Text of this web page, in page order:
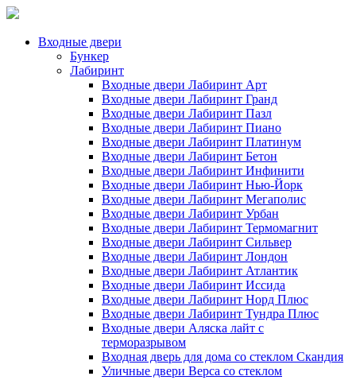
Входные двери
Бункер
Лабиринт
Входные двери Лабиринт Арт
Входные двери Лабиринт Гранд
Входные двери Лабиринт Пазл
Входные двери Лабиринт Пиано
Входные двери Лабиринт Платинум
Входные двери Лабиринт Бетон
Входные двери Лабиринт Инфинити
Входные двери Лабиринт Нью-Йорк
Входные двери Лабиринт Мегаполис
Входные двери Лабиринт Урбан
Входные двери Лабиринт Термомагнит
Входные двери Лабиринт Сильвер
Входные двери Лабиринт Лондон
Входные двери Лабиринт Атлантик
Входные двери Лабиринт Иссида
Входные двери Лабиринт Норд Плюс
Входные двери Лабиринт Тундра Плюс
Входные двери Аляска лайт с
терморазрывом
Входная дверь для дома со стеклом Скандия
Уличные двери Верса со стеклом